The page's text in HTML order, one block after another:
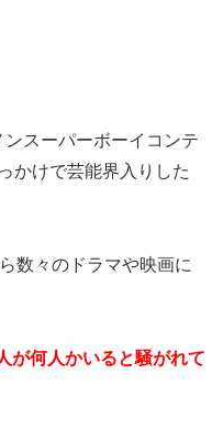
スーパーボーイコンテ
かけで芸能界入りした
数々のドラマや映画に
が何人かいると騒がれて